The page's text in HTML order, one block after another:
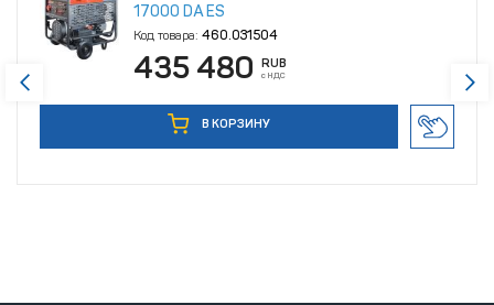
17000 DA ES
Код товара: 460.031504
435 480 RUB
с НДС
В КОРЗИНУ